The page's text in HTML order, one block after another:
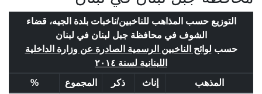
التوزيع حسب المذاهب للناخبين/ناخبات بلدة الجيه، قضاء
الشوف في محافظة جبل لبنان في لبنان
حسب لوائح الناخبين الرسمية الصادرة عن وزارة الداخلية
اللبنانية لسنة ٢٠١٤
المذهب
إناث ذكر المجموع
%